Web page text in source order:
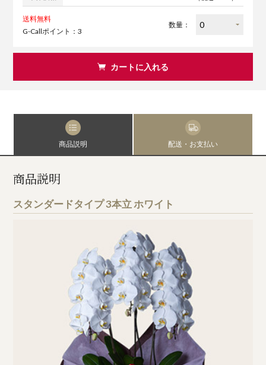
送料無料
G-Callポイント：3
数量：
カートに入れる
商品説明 配送・お支払い
商品説明
スタンダードタイプ 3本立 ホワイト